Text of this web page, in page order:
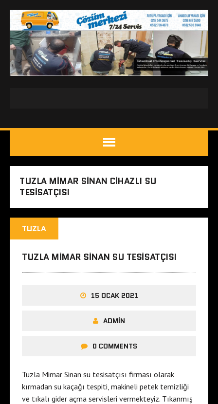
TUZLA MIMAR SINAN CIHAZLI SU
TESISATÇISI
TUZLA
TUZLA MIMAR SINAN SU TESISATÇISI
15 OCAK 2021
ADMIN
0 COMMENTS
Tuzla Mimar Sinan su tesisatçısı firması olarak
kırmadan su kaçağı tespiti, makineli petek temizliği
ve tıkalı gider açma servisleri vermekteyiz. Tıkanmış